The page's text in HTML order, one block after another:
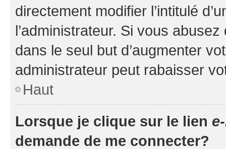
directement modifier l’intitulé
l’administrateur. Si vous
dans le seul but d’augmenter
administrateur peut rabaisser
Haut
Lorsque je clique sur le lien
demande de me connecter?